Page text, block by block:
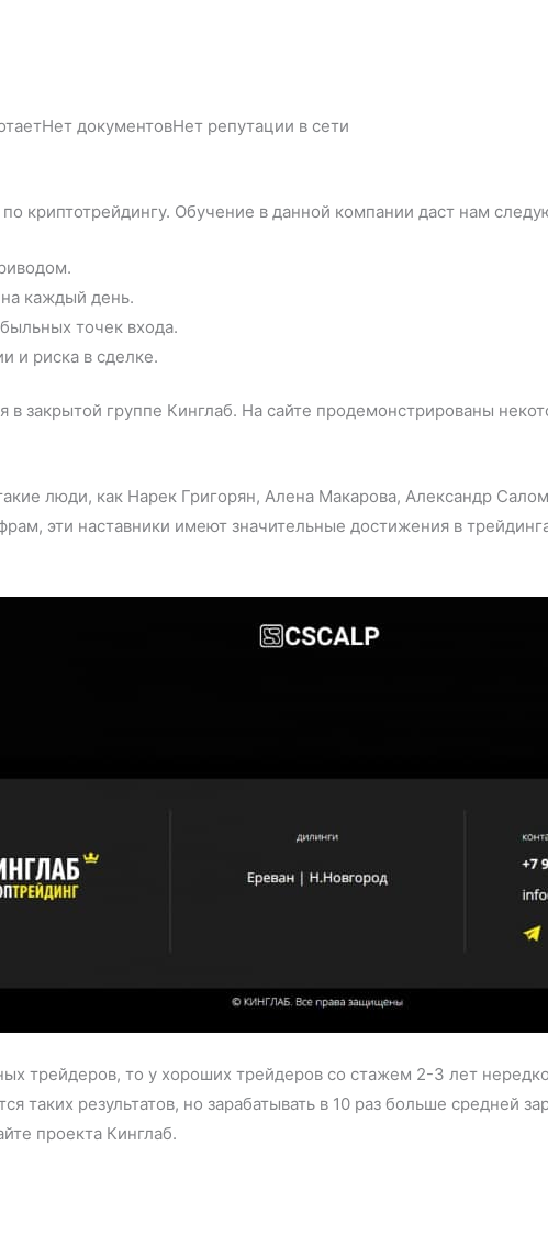
документовНет репутации в сети
криптотрейдингу. Обучение в данной компании даст нам
каждый день.
точек входа.
и риска в сделке.
в закрытой группе Кинглаб. На сайте продемонстрированы
люди, как Нарек Григорян, Алена Макарова, Александр
эти наставники имеют значительные достижения в
трейдеров, то у хороших трейдеров со стажем 2-3 лет
таких результатов, но зарабатывать в 10 раз больше средней
проекта Кинглаб.